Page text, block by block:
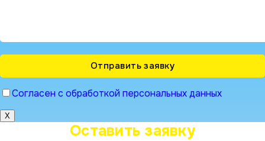
Согласен с обработкой персональных данных
X
Оставить заявку